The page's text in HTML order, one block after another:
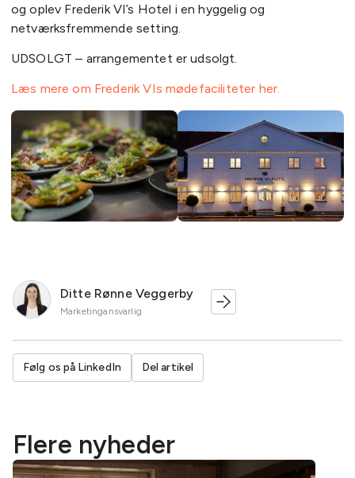
og oplev Frederik VI’s Hotel i en hyggelig og
netværksfremmende setting.
UDSOLGT – arrangementet er udsolgt.
Læs mere om Frederik VIs mødefaciliteter her.
Ditte Rønne Veggerby
Marketingansvarlig
Følg os på LinkedIn Del artikel
Flere nyheder